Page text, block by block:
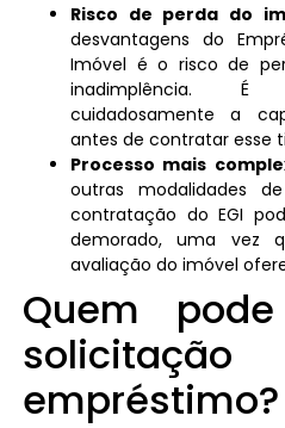
Risco de perda do
desvantagens do
Imóvel é o risco de
inadimplência. É
cuidadosamente a
antes de contratar esse
Processo mais
outras modalidades
contratação do EGI
demorado, uma vez
avaliação do imóvel
Quem
empréstimo?